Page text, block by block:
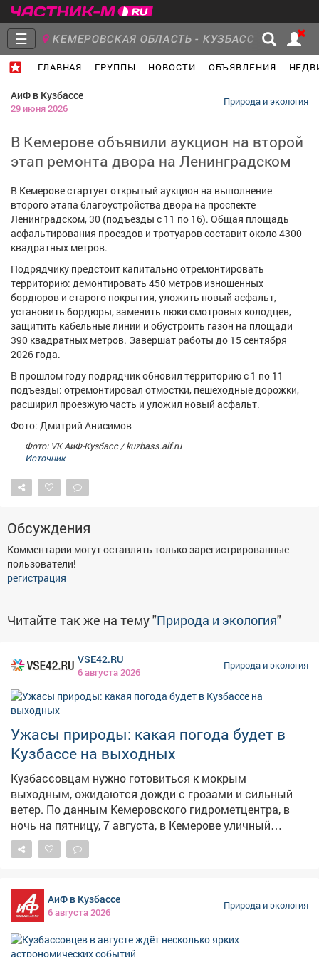
☰ КЕМЕРОВСКАЯ ОБЛАСТЬ - КУЗБАСС
ГЛАВНАЯ ГРУППЫ НОВОСТИ ОБЪЯВЛЕНИЯ
Объявления Недвижимость Услуги
Работа
Афиша Обучение Проекты
Товары Поздравления Погода
ТВ программа
АиФ в Кузбассе
29 июня 2026
Природа и экология
В Кемерове объявили аукцион на второй
этап ремонта двора на Ленинградском
В Кемерове стартует открытый аукцион на выполнение
второго этапа благоустройства двора на проспекте
Ленинградском, 30 (подъезды с 11 по 16). Общая площадь
асфальтирования проездов и тротуаров составит около 4300
квадратных метров.
Подрядчику предстоит капитально отремонтировать
территорию: демонтировать 450 метров изношенных
бордюров и старого покрытия, уложить новый асфальт,
установить бордюры, заменить люки смотровых колодцев,
защитить кабельные линии и обустроить газон на площади
390 квадратных метров. Завершат работы до 15 сентября
2026 года.
В прошлом году подрядчик обновил территорию с 1 по 11
подъезды: отремонтировал отмостки, пешеходные дорожки,
расширил проезжую часть и уложил новый асфальт.
Фото: Дмитрий Анисимов
Фото: VK АиФ-Кузбасс / kuzbass.aif.ru
Источник
Обсуждения
Комментарии могут оставлять только зарегистрированные
пользователи!
регистрация
Читайте так же на тему "Природа и экология"
VSE42.RU
6 августа 2026
Природа и экология
Ужасы природы: какая погода будет в
Кузбассе на выходных
Кузбассовцам нужно готовиться к мокрым
выходным, ожидаются дожди с грозами и сильный
ветер. По данным Кемеровского гидрометцентра, в
ночь на пятницу, 7 августа, в Кемерове уличный
градусник покажет+15,+17°C, пройдут
кратковременные дожди. Днём потеплеет до+24,+26°C,
целом по региону ночью+13,+18°C, днём+22,+27°C. При
этом надвигается настоящая буря. – Ночью 7.08 2026
на территории Кемеровской области ожидаются
местами кратковременные дожди, грозы, при грозах
местами сильные, очень сильные дожди, сильные
АиФ в Кузбассе
6 августа 2026
Природа и экология